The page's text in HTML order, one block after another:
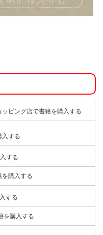
ピング店で書籍を購入する
する
する
購入する
する
を購入する